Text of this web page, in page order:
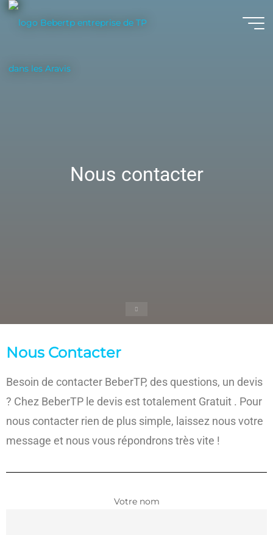
Nous contacter
Nous Contacter
Besoin de contacter BeberTP, des questions, un devis
? Chez BeberTP le devis est totalement Gratuit . Pour
nous contacter rien de plus simple, laissez nous votre
message et nous vous répondrons très vite !
Votre nom